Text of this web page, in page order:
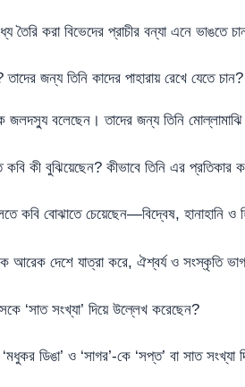
করা বিভেদের প্রাচীর বন্যা এনে ভাঙতে
জন্য তিনি কাদের পাহারায় রেখে যেতে চান?
বলেছেন। তাদের জন্য তিনি মোল্লামাঝি
কবি কী বুঝিয়েছেন? কীভাবে তিনি এর প্রতিকার
কবি বোঝাতে চেয়েছেন—বিদ্বেষ, হানাহানি
আরেক দেশে যাত্রা করে, ঐশ্বর্য ও সংস্কৃতি
‘সাত সংখ্যা’ দিয়ে উল্লেখ করেছেন?
ডিঙা’ ও ‘সাগর’-কে ‘সপ্ত’ বা সাত সংখ্যা